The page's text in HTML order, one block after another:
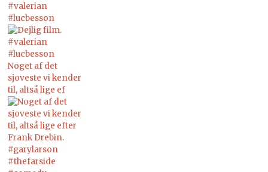
#valerian
#lucbesson
Noget af det
sjoveste vi kender
til, altså lige ef